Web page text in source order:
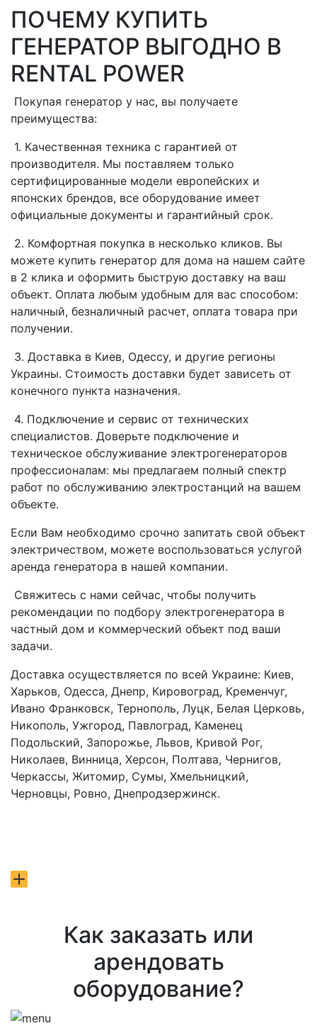
ПОЧЕМУ КУПИТЬ
ГЕНЕРАТОР ВЫГОДНО В
RENTAL POWER
Покупая генератор у нас, вы получаете
преимущества:
1. Качественная техника с гарантией от
производителя. Мы поставляем только
сертифицированные модели европейских и
японских брендов, все оборудование имеет
официальные документы и гарантийный срок.
2. Комфортная покупка в несколько кликов. Вы
можете купить генератор для дома на нашем сайте
в 2 клика и оформить быструю доставку на ваш
объект. Оплата любым удобным для вас способом:
наличный, безналичный расчет, оплата товара при
получении.
3. Доставка в Киев, Одессу, и другие регионы
Украины. Стоимость доставки будет зависеть от
конечного пункта назначения.
4. Подключение и сервис от технических
специалистов. Доверьте подключение и
техническое обслуживание электрогенераторов
профессионалам: мы предлагаем полный спектр
работ по обслуживанию электростанций на вашем
объекте.
Если Вам необходимо срочно запитать свой объект
электричеством, можете воспользоваться услугой
аренда генератора в нашей компании.
Свяжитесь с нами сейчас, чтобы получить
рекомендации по подбору электрогенератора в
частный дом и коммерческий объект под ваши
задачи.
Доставка осуществляется по всей Украине: Киев,
Харьков, Одесса, Днепр, Кировоград, Кременчуг,
Ивано Франковск, Тернополь, Луцк, Белая Церковь,
Никополь, Ужгород, Павлоград, Каменец
Подольский, Запорожье, Львов, Кривой Рог,
Николаев, Винница, Херсон, Полтава, Чернигов,
Черкассы, Житомир, Сумы, Хмельницкий,
Черновцы, Ровно, Днепродзержинск.
Как заказать или
арендовать
оборудование?